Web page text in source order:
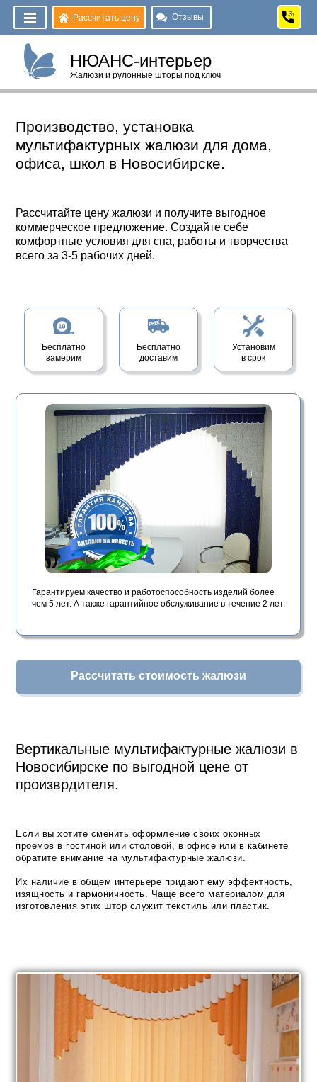
Рассчитать цену Отзывы
НЮАНС-интерьер
Жалюзи и рулонные шторы под ключ
Рассчитайте цену жалюзи и получите выгодное
коммерческое предложение. Создайте себе
комфортные условия для сна, работы и творчества
всего за 3-5 рабочих дней.
Гарантируем качество и работоспособность изделий более
чем 5 лет. А также гарантийное обслуживание в течение 2 лет.
Производство, установка
мультифактурных жалюзи для дома,
офиса, школ в Новосибирске.
Бесплатно
замерим
Установим
в срок
Рассчитать стоимость жалюзи
Бесплатно
доставим
Вертикальные мультифактурные жалюзи в
Новосибирске по выгодной цене от
произврдителя.
Если вы хотите сменить оформление своих оконных
проемов в гостиной или столовой, в офисе или в кабинете
обратите внимание на мультифактурные жалюзи.
Их наличие в общем интерьере придают ему эффектность,
изящность и гармоничность. Чаще всего материалом для
изготовления этих штор служит текстиль или пластик.